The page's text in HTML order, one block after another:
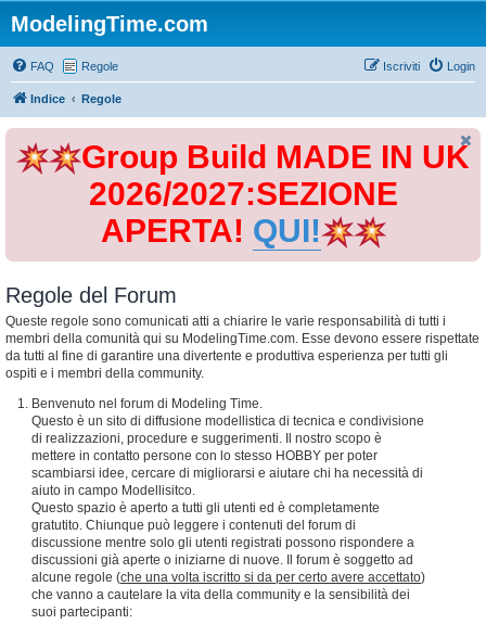
ModelingTime.com
FAQ Regole Login
Iscriviti
Indice Regole
Group Build MADE IN UK
2026/2027:SEZIONE
APERTA! QUI!
Regole del Forum
Queste regole sono comunicati atti a chiarire le varie responsabilità di tutti i
membri della comunità qui su ModelingTime.com. Esse devono essere rispettate
da tutti al fine di garantire una divertente e produttiva esperienza per tutti gli
ospiti e i membri della community.
Benvenuto nel forum di Modeling Time.
Questo è un sito di diffusione modellistica di tecnica e condivisione
di realizzazioni, procedure e suggerimenti. Il nostro scopo è
mettere in contatto persone con lo stesso HOBBY per poter
scambiarsi idee, cercare di migliorarsi e aiutare chi ha necessità di
aiuto in campo Modellisitco.
Questo spazio è aperto a tutti gli utenti ed è completamente
gratutito. Chiunque può leggere i contenuti del forum di
discussione mentre solo gli utenti registrati possono rispondere a
discussioni già aperte o iniziarne di nuove. Il forum è soggetto ad
alcune regole (che una volta iscritto si da per certo avere accettato)
che vanno a cautelare la vita della community e la sensibilità dei
suoi partecipanti: